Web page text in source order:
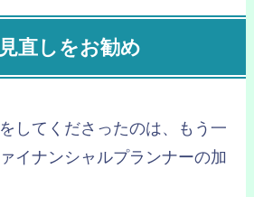
直しをお勧め
してくださったのは、もう一
イナンシャルプランナーの加